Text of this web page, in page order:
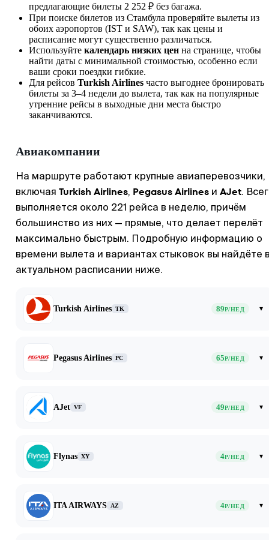
предлагающие билеты 2 252 ₽ без багажа.
При поиске билетов из Стамбула проверяйте вылеты из
обоих аэропортов (IST и SAW), так как цены и
расписание могут существенно различаться.
Используйте календарь низких цен на странице, чтобы
найти даты с минимальной стоимостью, особенно если
ваши сроки поездки гибкие.
Для рейсов Turkish Airlines часто выгоднее бронировать
билеты за 3–4 недели до вылета, так как на популярные
утренние рейсы в выходные дни места быстро
заканчиваются.
Авиакомпании
На маршруте работают крупные авиаперевозчики,
включая Turkish Airlines, Pegasus Airlines и AJet.
выполняется около 221 рейса в неделю, причём
большинство из них — прямые, что делает перелёт
максимально быстрым. Подробную информацию о
времени вылета и вариантах стыковок вы найдёте
актуальном расписании ниже.
Turkish Airlines TK 89Р/НЕД ▾
Pegasus Airlines PC 65Р/НЕД ▾
AJet VF 49Р/НЕД ▾
Flynas XY 4Р/НЕД ▾
ITA AIRWAYS AZ 4Р/НЕД ▾